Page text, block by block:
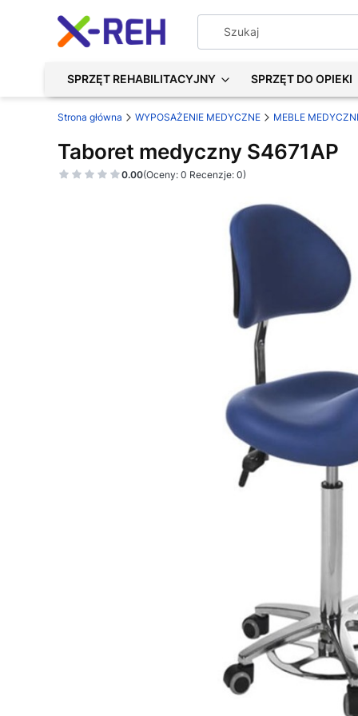
SPRZĘT REHABILITACYJNY SPRZĘT DO OPIEKI
Strona główna WYPOSAŻENIE MEDYCZNE MEBLE
Taboret medyczny S4671AP
0.00(Oceny: 0 Recenzje: 0)